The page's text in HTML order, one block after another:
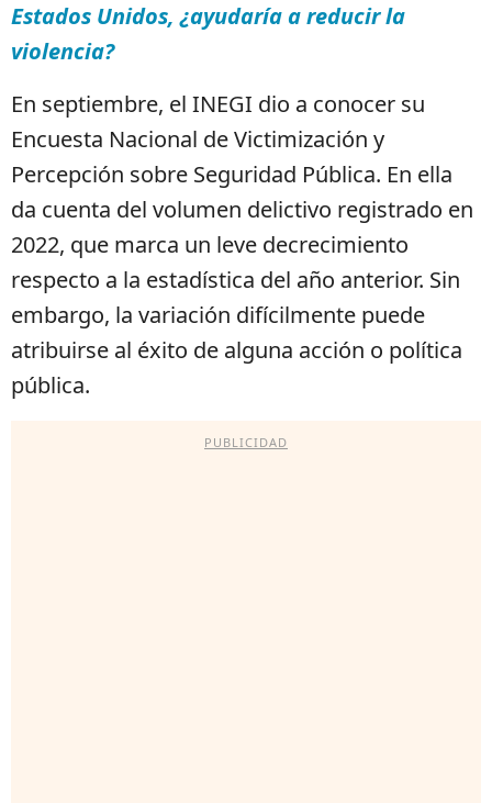
Estados Unidos, ¿ayudaría a reducir la
violencia?
En septiembre, el INEGI dio a conocer su
Encuesta Nacional de Victimización y
Percepción sobre Seguridad Pública. En ella
da cuenta del volumen delictivo registrado en
2022, que marca un leve decrecimiento
respecto a la estadística del año anterior. Sin
embargo, la variación difícilmente puede
atribuirse al éxito de alguna acción o política
pública.
PUBLICIDAD